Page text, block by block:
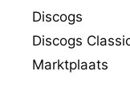
Discogs
Discogs
Marktplaats